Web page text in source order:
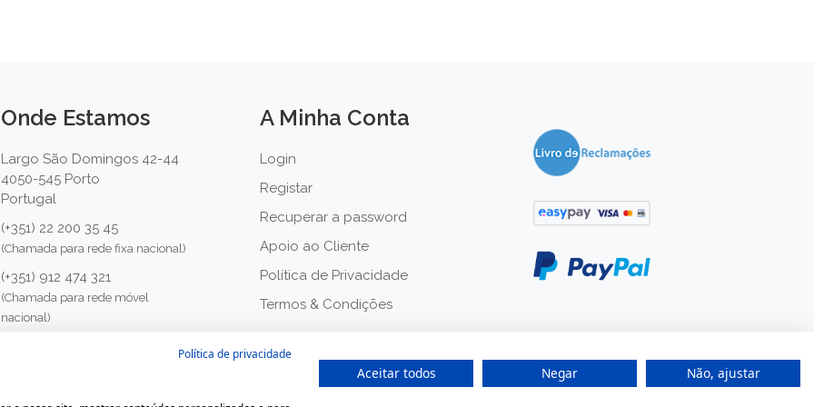
Onde Estamos
Largo São Domingos 42-44
4050-545 Porto
Portugal
(+351) 22 200 35 45
(Chamada para rede fixa nacional)
(+351) 912 474 321
(Chamada para rede móvel
nacional)
A Minha Conta
Login
Registar
Recuperar a password
Apoio ao Cliente
Política de Privacidade
Termos & Condições
Política de privacidade
Aceitar todos Negar Não, ajustar